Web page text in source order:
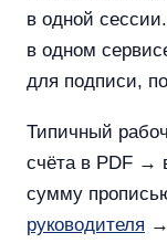
в одной
в одном
для подписи,
Типичный
счёта в PDF →
сумму
руководителя